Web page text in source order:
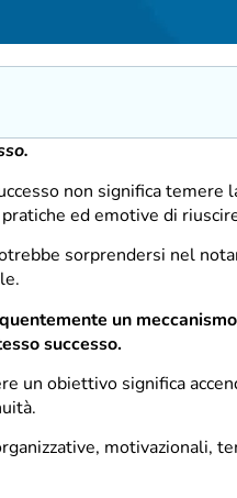
non significa temere
ed emotive di
sorprendersi nel
un
successo.
un obiettivo significa
motivazionali,